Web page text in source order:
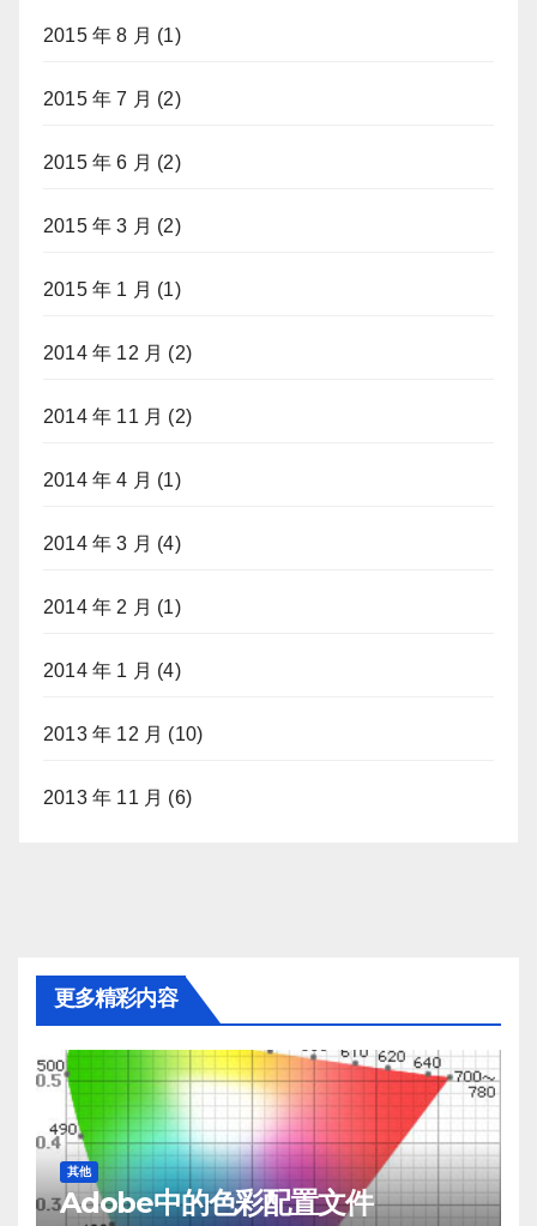
2015 年 8 月 (1)
2015 年 7 月 (2)
2015 年 6 月 (2)
2015 年 3 月 (2)
2015 年 1 月 (1)
2014 年 12 月 (2)
2014 年 11 月 (2)
2014 年 4 月 (1)
2014 年 3 月 (4)
2014 年 2 月 (1)
2014 年 1 月 (4)
2013 年 12 月 (10)
2013 年 11 月 (6)
更多精彩内容
其他
Adobe中的色彩配置文件